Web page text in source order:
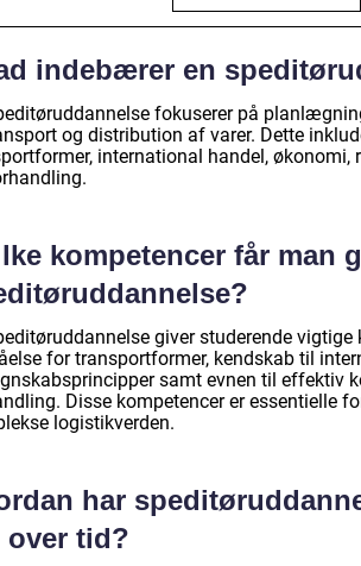
indebærer en
fokuserer på
og distribution af varer. Dette
international handel, økonomi,
kompetencer får man
giver studerende vigtige
for transportformer, kendskab til
samt evnen til effektiv
Disse kompetencer er essentielle
logistikverden.
har
over tid?